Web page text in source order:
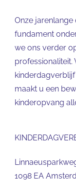
Onze
fundament
we ons verder
professionaliteit.
maakt u een
kinderopvang
1098 EA